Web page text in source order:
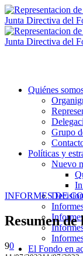
Quiénes
Grupo
Políticas y
Nuevo
El Fondo en
INFORMES DE
Resumen
90